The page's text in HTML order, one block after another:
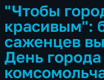
"Чтобы
красивым":
саженцев
День города